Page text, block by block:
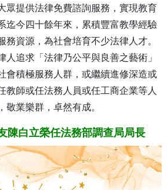
眾提供法律免費諮詢服務，實現教育
迄今四十餘年來，累積豐富教學經驗
務資源，為社會培育不少法律人才。
人追求「法律乃公平與良善之藝術」
會積極服務人群，或繼續進修深造或
教師或任法務人員或任工商企業等人
敬業樂群，卓然有成。
陳白立榮任法務部調查局局長